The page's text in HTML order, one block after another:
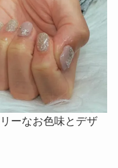
ーなお色味とデザ